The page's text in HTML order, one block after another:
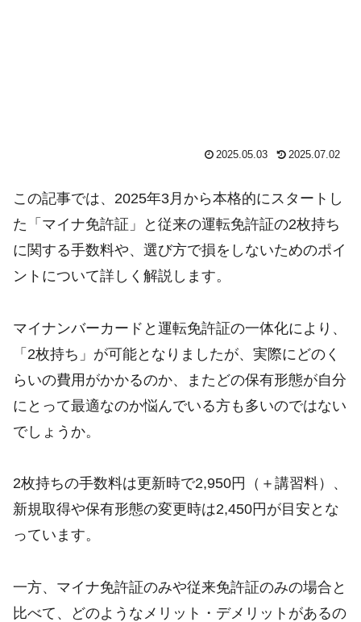
2025.05.03 2025.07.02
この記事では、2025年3月から本格的にスタートし
た「マイナ免許証」と従来の運転免許証の2枚持ち
に関する手数料や、選び方で損をしないためのポイ
ントについて詳しく解説します。
マイナンバーカードと運転免許証の一体化により、
「2枚持ち」が可能となりましたが、実際にどのく
らいの費用がかかるのか、またどの保有形態が自分
にとって最適なのか悩んでいる方も多いのではない
でしょうか。
2枚持ちの手数料は更新時で2,950円（＋講習料）、
新規取得や保有形態の変更時は2,450円が目安とな
っています。
一方、マイナ免許証のみや従来免許証のみの場合と
比べて、どのようなメリット・デメリットがあるの